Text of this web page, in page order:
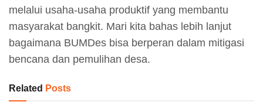
melalui usaha-usaha produktif yang membantu
masyarakat bangkit. Mari kita bahas lebih lanjut
bagaimana BUMDes bisa berperan dalam mitigasi
bencana dan pemulihan desa.
Related Posts